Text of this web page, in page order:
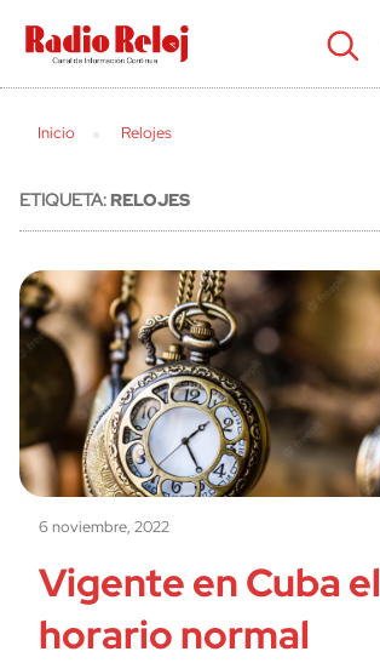
cerrar
Inicio Relojes
ETIQUETA:RELOJES
6 noviembre, 2022
Vigente en Cuba el
horario normal